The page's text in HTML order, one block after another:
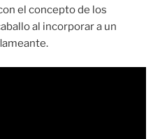
el concepto de los
al incorporar a un